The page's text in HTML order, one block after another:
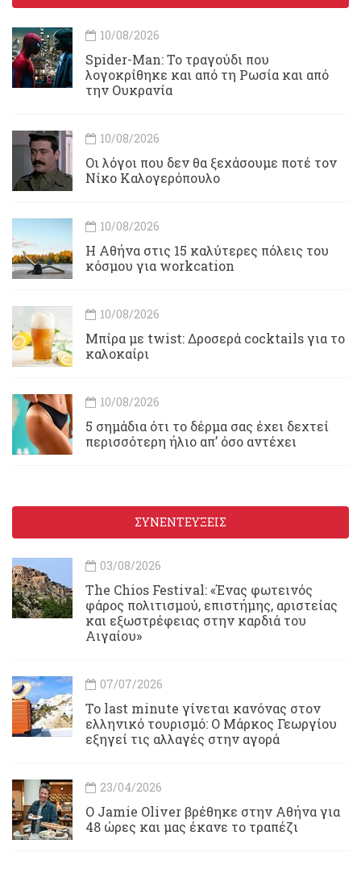
10/08/2026
Spider-Man: Το τραγούδι που
λογοκρίθηκε και από τη Ρωσία και από
την Ουκρανία
10/08/2026
Οι λόγοι που δεν θα ξεχάσουμε ποτέ τον
Νίκο Καλογερόπουλο
10/08/2026
Η Αθήνα στις 15 καλύτερες πόλεις του
κόσμου για workcation
10/08/2026
Μπίρα με twist: Δροσερά cocktails για το
καλοκαίρι
10/08/2026
5 σημάδια ότι το δέρμα σας έχει δεχτεί
περισσότερη ήλιο απ’ όσο αντέχει
ΣΥΝΕΝΤΕΥΞΕΙΣ
03/08/2026
Τhe Chios Festival: «Ένας φωτεινός
φάρος πολιτισμού, επιστήμης, αριστείας
και εξωστρέφειας στην καρδιά του
Αιγαίου»
07/07/2026
Το last minute γίνεται κανόνας στον
ελληνικό τουρισμό: Ο Μάρκος Γεωργίου
εξηγεί τις αλλαγές στην αγορά
23/04/2026
Ο Jamie Oliver βρέθηκε στην Αθήνα για
48 ώρες και μας έκανε το τραπέζι